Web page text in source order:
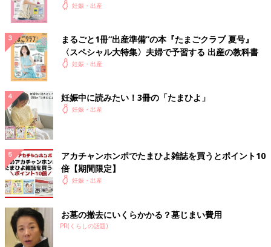
妊娠・出産
まるごと1冊“出産準備”の本『たまごクラブ 夏号』
〈スペシャル大特集〉夫婦で予習する 出産の教科書
妊娠・出産
妊娠中に読みたい！3冊の「たまひよ」
妊娠・出産
アカチャンホンポでたまひよ雑誌を買うとポイント10
倍【期間限定】
妊娠・出産
お墓の撤去にいくらかかる？墓じまい費用
PR(くらしの話題)